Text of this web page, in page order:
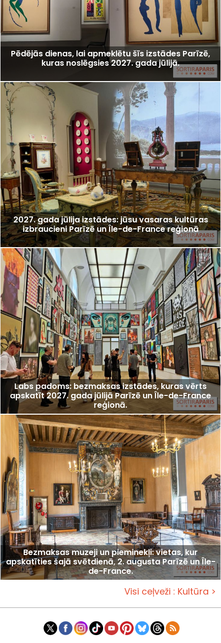
Pēdējās dienas, lai apmeklētu šīs izstādes Parīzē,
kuras noslēgsies 2027. gada jūlijā.
2027. gada jūlija izstādes: jūsu vasaras kultūras
izbraucieni Parīzē un Île-de-France reģionā
Labs padoms: bezmaksas izstādes, kuras vērts
apskatīt 2027. gada jūlijā Parīzē un Île-de-France
reģionā.
Bezmaksas muzeji un pieminekļi: vietas, kur
apskatīties šajā svētdienā, 2. augusta Parīzē un Île-
de-France.
Visi ceļveži : Kultūra >